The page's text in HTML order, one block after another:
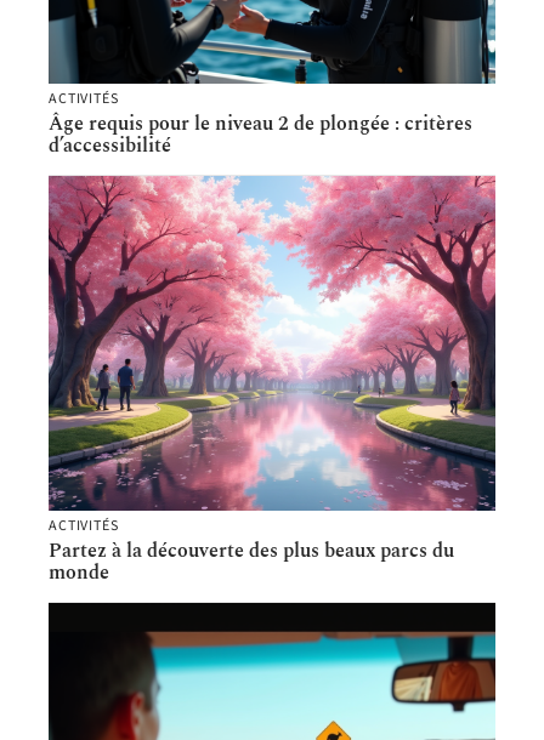
ACTIVITÉS
Âge requis pour le niveau 2 de plongée : critères
d’accessibilité
ACTIVITÉS
Partez à la découverte des plus beaux parcs du
monde